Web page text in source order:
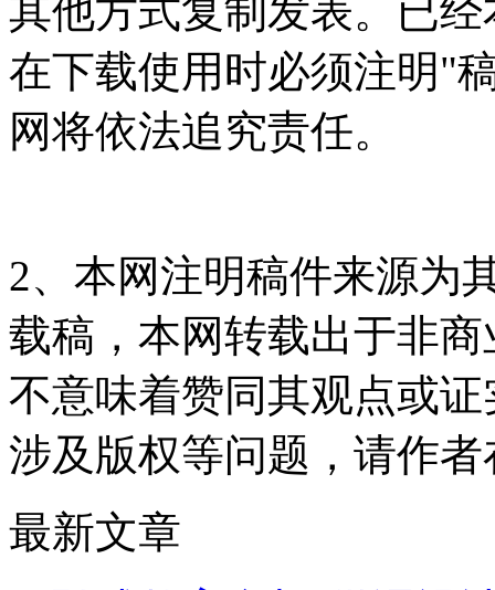
其他方式复制发表。已
在下载使用时必须注明"
网将依法追究责任。
2、本网注明稿件来源为
载稿，本网转载出于非
不意味着赞同其观点或
涉及版权等问题，请作
最新文章